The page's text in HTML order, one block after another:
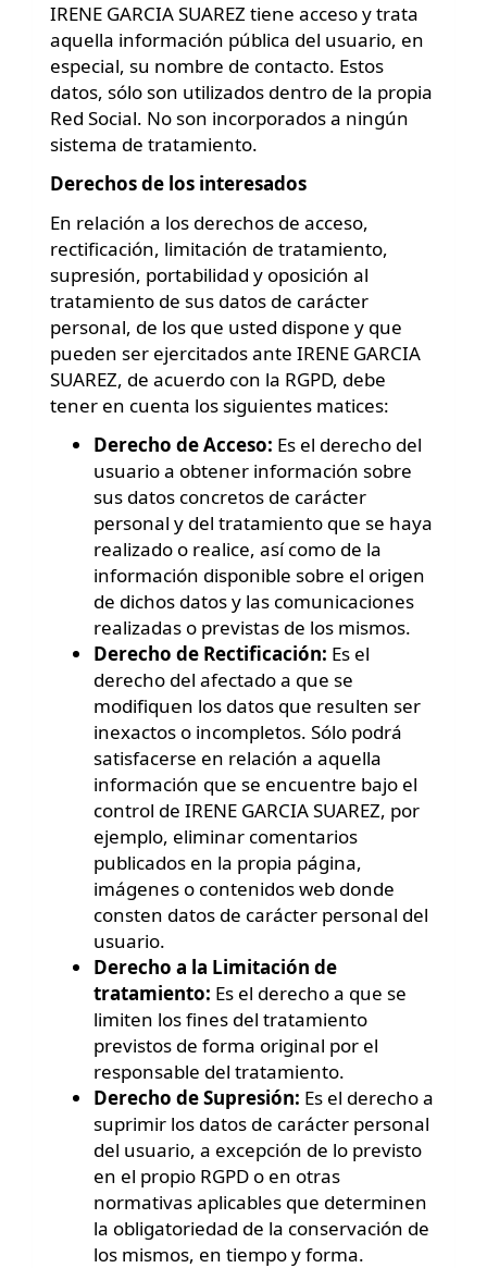
IRENE GARCIA SUAREZ tiene acceso y trata
aquella información pública del usuario, en
especial, su nombre de contacto. Estos
datos, sólo son utilizados dentro de la propia
Red Social. No son incorporados a ningún
sistema de tratamiento.
Derechos de los interesados
En relación a los derechos de acceso,
rectificación, limitación de tratamiento,
supresión, portabilidad y oposición al
tratamiento de sus datos de carácter
personal, de los que usted dispone y que
pueden ser ejercitados ante IRENE GARCIA
SUAREZ, de acuerdo con la RGPD, debe
tener en cuenta los siguientes matices:
Derecho de Acceso: Es el derecho del
usuario a obtener información sobre
sus datos concretos de carácter
personal y del tratamiento que se haya
realizado o realice, así como de la
información disponible sobre el origen
de dichos datos y las comunicaciones
realizadas o previstas de los mismos.
Derecho de Rectificación: Es el
derecho del afectado a que se
modifiquen los datos que resulten ser
inexactos o incompletos. Sólo podrá
satisfacerse en relación a aquella
información que se encuentre bajo el
control de IRENE GARCIA SUAREZ, por
ejemplo, eliminar comentarios
publicados en la propia página,
imágenes o contenidos web donde
consten datos de carácter personal del
usuario.
Derecho a la Limitación de
tratamiento: Es el derecho a que se
limiten los fines del tratamiento
previstos de forma original por el
responsable del tratamiento.
Derecho de Supresión: Es el derecho a
suprimir los datos de carácter personal
del usuario, a excepción de lo previsto
en el propio RGPD o en otras
normativas aplicables que determinen
la obligatoriedad de la conservación de
los mismos, en tiempo y forma.